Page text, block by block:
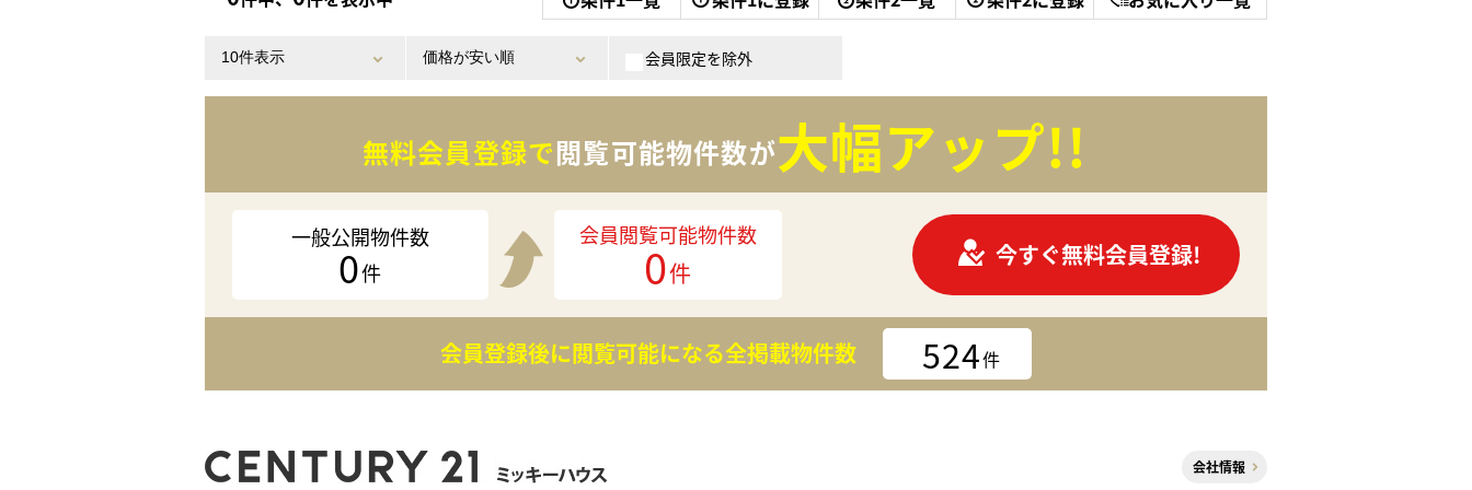
会員限定を除外
無料会員登録で閲覧可能物件数が大幅アップ!!
一般公開物件数
0件
会員閲覧可能物件数
0件
今すぐ無料会員登録!
会員登録後に閲覧可能になる全掲載物件数 524件
会社情報